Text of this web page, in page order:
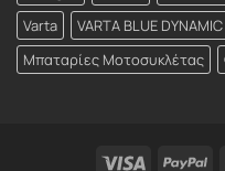
Varta
VARTA BLUE DYNAMIC
Μπαταρίες Μοτοσυκλέτας
Visa